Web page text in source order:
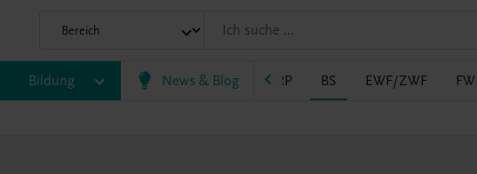
Bildung News & Blog
VS AHS BAFEP/BASOP BRP BS EWF/ZWF FW